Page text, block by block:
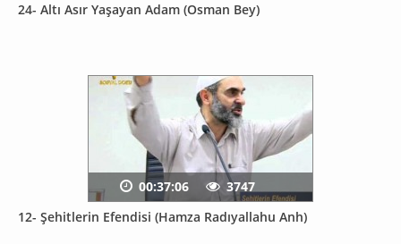
24- Altı Asır Yaşayan Adam (Osman Bey)
12- Şehitlerin Efendisi (Hamza Radıyallahu Anh)
00:37:06 3747